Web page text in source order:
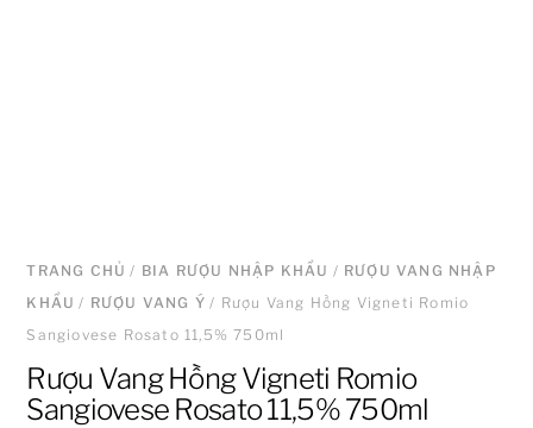
TRANG CHỦ / BIA RƯỢU NHẬP KHẨU / RƯỢU VANG NHẬP
KHẨU / RƯỢU VANG Ý / Rượu Vang Hồng Vigneti Romio
Sangiovese Rosato 11,5% 750ml
Rượu Vang Hồng Vigneti Romio
Sangiovese Rosato 11,5% 750ml